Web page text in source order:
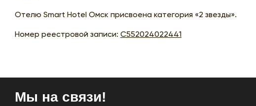
Отелю Smart Hotel Омск присвоена категория «2 звезды».
Номер реестровой записи: С552024022441
Мы на связи!